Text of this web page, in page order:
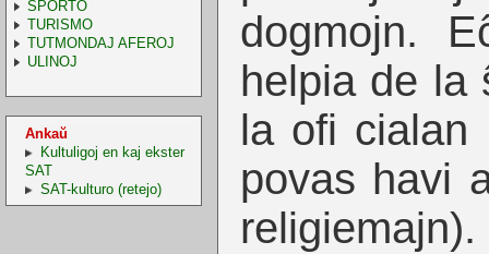
SPORTO
TURISMO
TUTMONDAJ AFEROJ
ULINOJ
Ankaŭ
Kultuligoj en kaj ekster
SAT
SAT-kulturo (retejo)
dogmojn.
helpia de la
la ofi cialan
povas havi
religiemajn).